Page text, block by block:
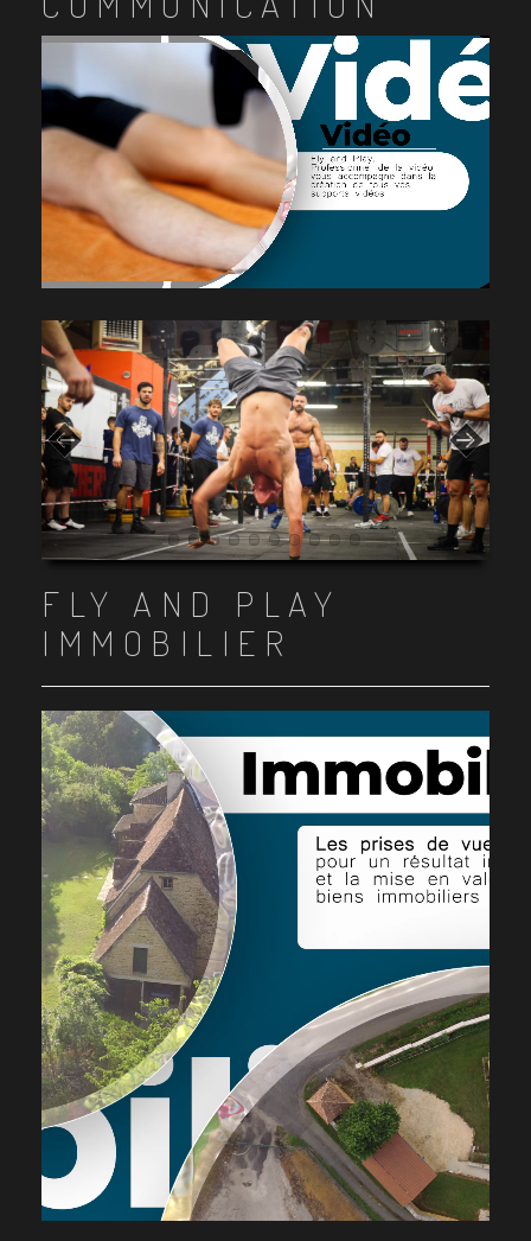
Item 1
Item 2
Item 3
Item 4
Item 5
Item 6
Item 7
Item 8
Item 9
Item 10
FLY AND PLAY
IMMOBILIER